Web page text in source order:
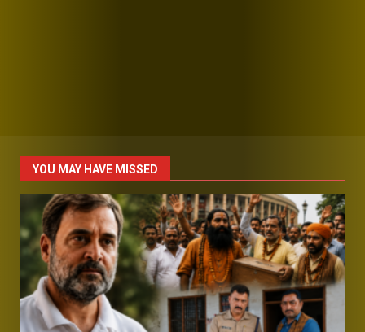
YOU MAY HAVE MISSED